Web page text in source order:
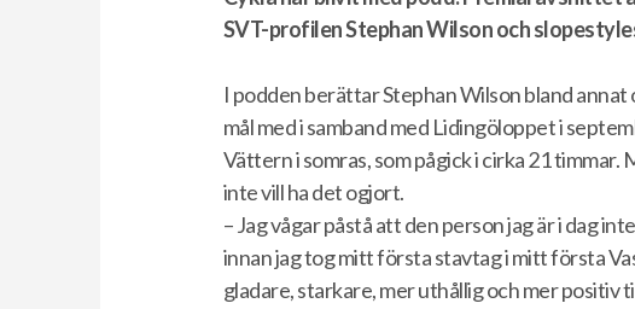
SVT-profilen Stephan Wilson och
I podden berättar Stephan Wilson bland annat
mål med i samband med Lidingöloppet i
Vättern i somras, som pågick i cirka 21 timmar.
inte vill ha det ogjort.
– Jag vågar påstå att den person jag är i dag
innan jag tog mitt första stavtag i mitt första
gladare, starkare, mer uthållig och mer positiv